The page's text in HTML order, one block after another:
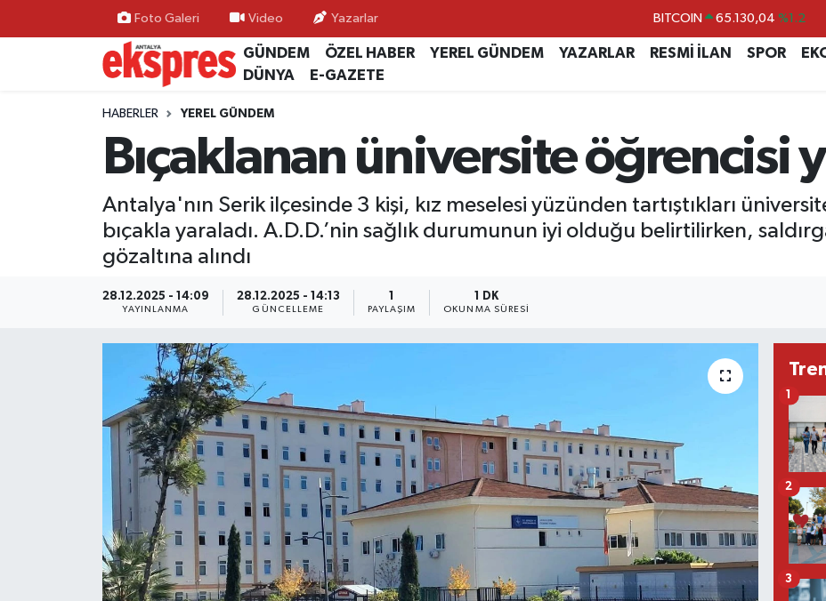
Foto Galeri Video Yazarlar BITCOIN 65.130,04 %1.2
DOLAR 47,7106 %0.17
GRAM ALTIN 6618.49 %2.12
BİST100 13.773 %-19
GÜNDEM ÖZEL HABER YEREL GÜNDEM YAZARLAR RESMİ İLAN SPOR
DÜNYA
E-GAZETE
HABERLER YEREL GÜNDEM
Bıçaklanan üniversite öğrencisi
Antalya'nın Serik ilçesinde 3 kişi, kız meselesi yüzünden tartıştıkları
bıçakla yaraladı. A.D.D.’nin sağlık durumunun iyi olduğu belirtilirken,
gözaltına alındı
28.12.2025 - 14:09
YAYINLANMA
28.12.2025 - 14:13
GÜNCELLEME
1
PAYLAŞIM
1 DK
OKUNMA SÜRESI
1
2
3
ÖZEL HABER
GÜNDEM
YEREL GÜNDEM
EKONOMİ
KÜLTÜR - SANAT
RÖPORTAJ
Nöbetçi Eczaneler
Hava Durumu
Trafik Durumu
Süper Lig Puan Durumu ve Fikstür
Tüm Manşetler
Son Dakika Haberleri